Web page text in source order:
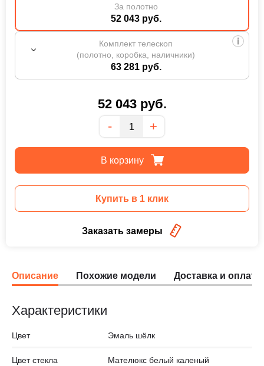
52 043руб.
Количество
- +
За полотно
52 043 руб.
Комплект телескоп
(полотно, коробка, наличники)
63 281 руб.
В корзину
Купить в 1 клик
Заказать замеры
Описание Похожие модели Доставка и оплата
Характеристики
Цвет Эмаль шёлк
Цвет стекла Мателюкс белый каленый